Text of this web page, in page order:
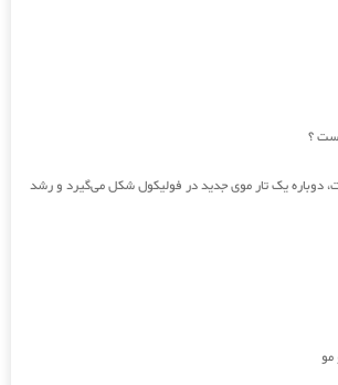
؟
دوباره یک تار موی جدید در فولیکول شکل می‌گیرد و رشد